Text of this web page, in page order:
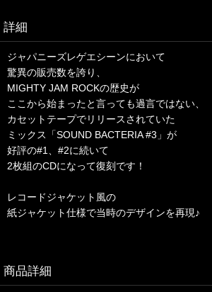
詳細
ジャパニーズレゲエシーンにおいて
驚異の販売数を誇り、
MIGHTY JAM ROCKの歴史が
ここから始まったと言っても過言ではない、
カセットテープでリリースされていた
ミックス「SOUND BACTERIA #3」が
好評の#1、#2に続いて
2枚組のCDになって復刻です！
レコードジャケット風の
紙ジャケット仕様で当時のデザインを再現♪
商品詳細